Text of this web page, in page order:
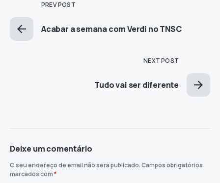
PREV POST
Acabar a semana com Verdi no TNSC
NEXT POST
Tudo vai ser diferente
Deixe um comentário
O seu endereço de email não será publicado.Campos obrigatórios
marcados com*